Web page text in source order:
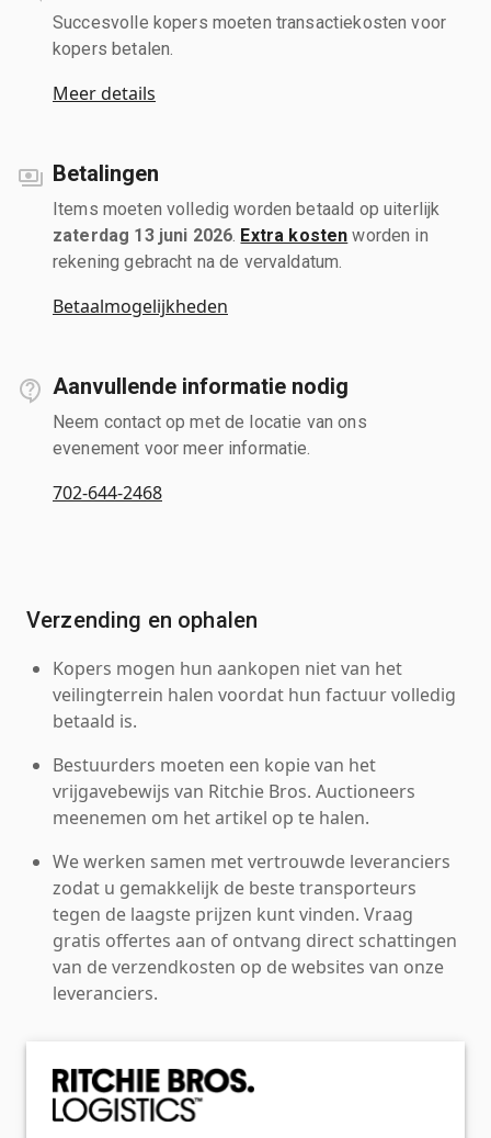
Succesvolle kopers moeten transactiekosten voor
kopers betalen.
Meer details
Betalingen
Items moeten volledig worden betaald op uiterlijk
zaterdag 13 juni 2026 Extra kosten worden in
rekening gebracht na de vervaldatum.
Betaalmogelijkheden
Aanvullende informatie nodig
Neem contact op met de locatie van ons
evenement voor meer informatie.
702-644-2468
Verzending en ophalen
Kopers mogen hun aankopen niet van het
veilingterrein halen voordat hun factuur volledig
betaald is.
Bestuurders moeten een kopie van het
vrijgavebewijs van Ritchie Bros. Auctioneers
meenemen om het artikel op te halen.
We werken samen met vertrouwde leveranciers
zodat u gemakkelijk de beste transporteurs
tegen de laagste prijzen kunt vinden. Vraag
gratis offertes aan of ontvang direct schattingen
van de verzendkosten op de websites van onze
leveranciers.